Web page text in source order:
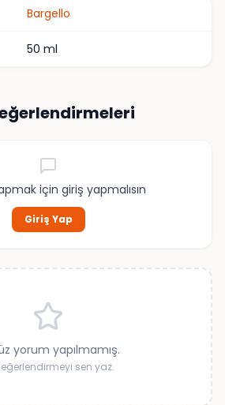
Bargello
50 ml
için giriş yapmalısın
Giriş Yap
yorum yapılmamış.
sen yaz.